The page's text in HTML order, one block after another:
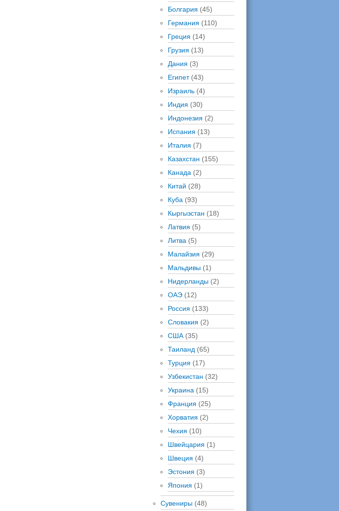
Болгария (45)
Германия (110)
Греция (14)
Грузия (13)
Дания (3)
Египет(43)
Израиль (4)
Индия (30)
Индонезия (2)
Испания (13)
Италия (7)
Казахстан (155)
Канада (2)
Китай (28)
Куба (93)
Кыргызстан (18)
Латвия (5)
Литва (5)
Малайзия (29)
Мальдивы (1)
Нидерланды (2)
ОАЭ (12)
Россия (133)
Словакия (2)
США (35)
Таиланд (65)
Турция (17)
Узбекистан (32)
Украина (15)
Франция (25)
Хорватия (2)
Чехия (10)
Швейцария (1)
Швеция (4)
Эстония (3)
Япония (1)
Сувениры (48)